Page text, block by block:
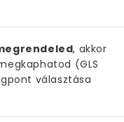
, akkor
(GLS
választása